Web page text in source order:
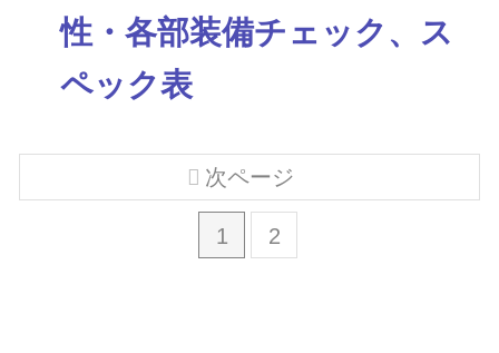
性・各部装備チェック、ス
ペック表
1 2
次ページ